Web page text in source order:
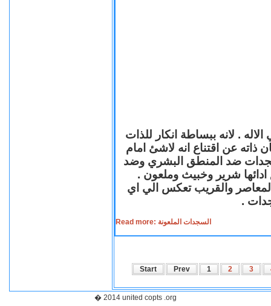
. لانه ببساطة انكار للذات
ذاته عن اقتناع انه لاشئ امام
ضد المنطق البشري وضد
ادائها شرير وخبيث وملعون .
المعاصر والقريب تعكس الي اي
.
Read more: السجدات الملعونة
Start Prev 1 2 3
� 2014 united copts .org